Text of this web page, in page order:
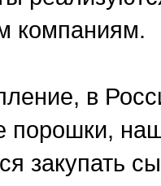
компаниям.
в
порошки,
закупать